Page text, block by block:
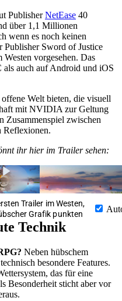
PublisherNetEase 40
über 1,1 Millionen
wenn es noch keinen
Publisher Sword of Justice
vorgesehen. Das
auch auf Android und iOS
Welt bieten, die visuell
mit NVIDIA zur Geltung
Zusammenspiel zwischen
Reflexionen.
ihr hier im Trailer sehen:
Trailer im Westen,
Grafik punkten
Technik
Neben hübschem
besondere Features.
das für eine
Besonderheit sticht aber vor